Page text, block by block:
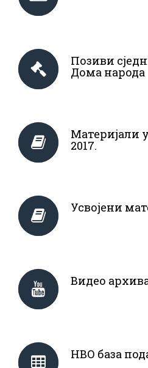
Позиви
Дома народа
Материјали
2017.
Усвојени
Видео
НВО база